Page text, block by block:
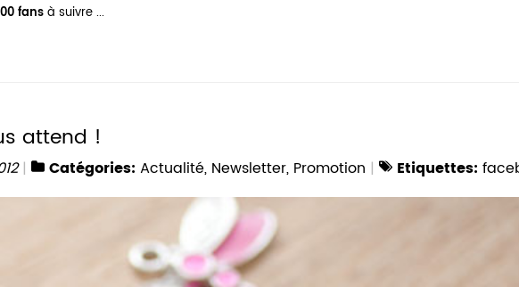
fansà suivre...
attend !
Catégories: Actualité, Newsletter, Promotion Etiquettes: